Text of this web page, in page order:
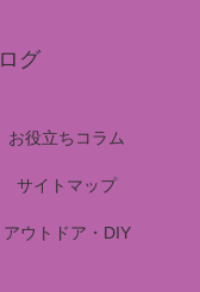
グ
お役立ちコラム
サイトマップ
アウトドア・DIY